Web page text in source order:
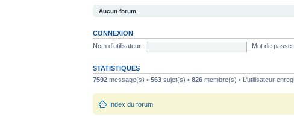
Aucun forum.
CONNEXION
Nom d’utilisateur:
Mot de passe:
STATISTIQUES
7592 message(s) •563 sujet(s) •826 membre(s) • L’utilisateur
Index du forum